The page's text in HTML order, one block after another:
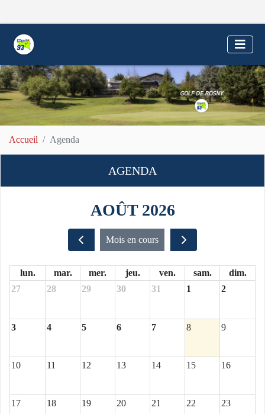
Accueil Agenda
AGENDA
AOÛT 2026
Mois en cours
lun. mar. mer. jeu. ven. sam.
dim.
27
28 29 30 31 1 2
3 4 5 6 7 8 9
10 11 12 13 14 15 16
17 18 19 20 21 22 23